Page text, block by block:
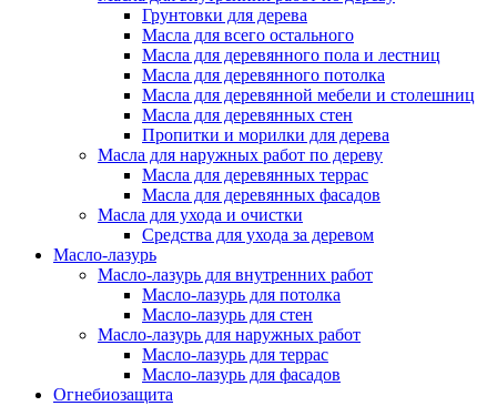
Грунтовки для дерева
Масла для всего остального
Масла для деревянного пола и лестниц
Масла для деревянного потолка
Масла для деревянной мебели и столешниц
Масла для деревянных стен
Пропитки и морилки для дерева
Масла для наружных работ по дереву
Масла для деревянных террас
Масла для деревянных фасадов
Масла для ухода и очистки
Средства для ухода за деревом
Масло-лазурь
Масло-лазурь для внутренних работ
Масло-лазурь для потолка
Масло-лазурь для стен
Масло-лазурь для наружных работ
Масло-лазурь для террас
Масло-лазурь для фасадов
Огнебиозащита